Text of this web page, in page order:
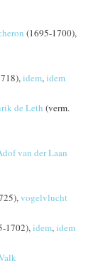
(1695-1700),
idem,idem
de Leth (verm.
van der Laan
vogelvlucht
1702),idem,idem